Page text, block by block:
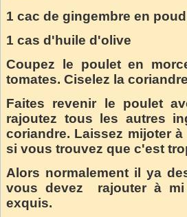
1 cac de gingembre en
1 cas d'huile d'olive
Coupez le poulet en
tomates. Ciselez la
Faites revenir le poulet
rajoutez tous les autres
coriandre. Laissez mijoter
si vous trouvez que c'est
Alors normalement il ya
vous devez rajouter à
exquis.